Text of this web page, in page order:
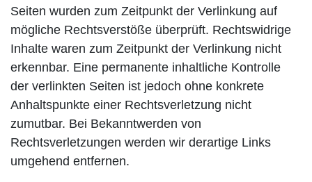
Seiten wurden zum Zeitpunkt der Verlinkung auf
mögliche Rechtsverstöße überprüft. Rechtswidrige
Inhalte waren zum Zeitpunkt der Verlinkung nicht
erkennbar. Eine permanente inhaltliche Kontrolle
der verlinkten Seiten ist jedoch ohne konkrete
Anhaltspunkte einer Rechtsverletzung nicht
zumutbar. Bei Bekanntwerden von
Rechtsverletzungen werden wir derartige Links
umgehend entfernen.